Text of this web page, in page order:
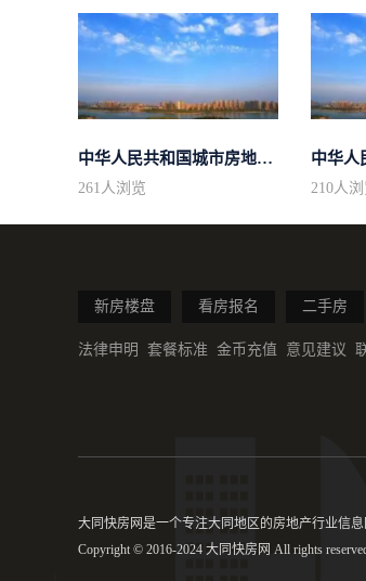
中华人民共和国城市房地产管理法
261人浏览
中华人
210人浏
新房楼盘 看房报名 二手房
法律申明 套餐标准 金币充值 意见建议
大同快房网是一个专注大同地区的房地产行业信
Copyright © 2016-2024 大同快房网 All rights